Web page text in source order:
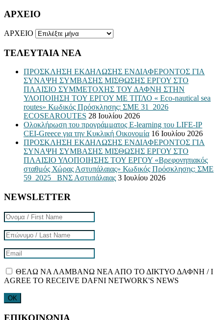
ΑΡΧΕΙΟ
ΑΡΧΕΙΟ
ΤΕΛΕΥΤΑΙΑ ΝΕΑ
ΠΡΟΣΚΛΗΣΗ ΕΚΔΗΛΩΣΗΣ ΕΝΔΙΑΦΕΡΟΝΤΟΣ ΓΙΑ
ΣΥΝΑΨΗ ΣΥΜΒΑΣΗΣ ΜΙΣΘΩΣΗΣ ΕΡΓΟΥ ΣΤΟ
ΠΛΑΙΣΙΟ ΣΥΜΜΕΤΟΧΗΣ ΤΟΥ ΔΑΦΝΗ ΣΤΗΝ
ΥΛΟΠΟΙΗΣΗ ΤΟΥ ΕΡΓΟΥ ΜΕ ΤΙΤΛΟ « Eco-nautical sea
routes» Κωδικός Πρόσκλησης: ΣΜΕ 31_2026
ECOSEAROUTES 28 Ιουλίου 2026
Ολοκλήρωση του προγράμματος E-learning του LIFE-IP
CEI-Greece για την Κυκλική Οικονομία 16 Ιουλίου 2026
ΠΡΟΣΚΛΗΣΗ ΕΚΔΗΛΩΣΗΣ ΕΝΔΙΑΦΕΡΟΝΤΟΣ ΓΙΑ
ΣΥΝΑΨΗ ΣΥΜΒΑΣΗΣ ΜΙΣΘΩΣΗΣ ΕΡΓΟΥ ΣΤΟ
ΠΛΑΙΣΙΟ ΥΛΟΠΟΙΗΣΗΣ ΤΟΥ ΕΡΓΟΥ «Βρεφονηπιακός
σταθμός Χώρας Αστυπάλαιας» Κωδικός Πρόσκλησης: ΣΜΕ
59_2025_ ΒΝΣ Αστυπάλαιας 3 Ιουλίου 2026
NEWSLETTER
ΘΕΛΩ ΝΑ ΛΑΜΒΑΝΩ ΝΕΑ ΑΠΟ ΤΟ ΔΙΚΤΥΟ ΔΑΦΝΗ / I
AGREE TO RECEIVE DAFNI NETWORK'S NEWS
ΕΠΙΚΟΙΝΩΝΙΑ